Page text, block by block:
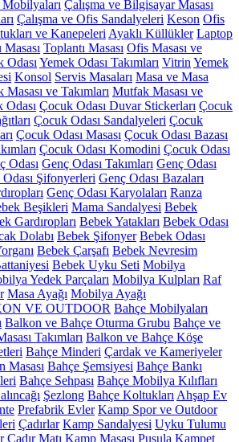
Çalışma ve Bilgisayar Masası
Çalışma ve Ofis Sandalyeleri Keson Ofis
ve Kanepeleri Ayaklı Küllükler Laptop
Toplantı Masası Ofis Masası ve
Odası Yemek Odası Takımları Vitrin Yemek
Konsol Servis Masaları Masa ve Masa
Masası ve Takımları Mutfak Masası ve
Odası Çocuk Odası Duvar Stickerları Çocuk
Çocuk Odası Sandalyeleri Çocuk
Çocuk Odası Masası Çocuk Odası Bazası
Çocuk Odası Komodini Çocuk Odası
Odası Genç Odası Takımları Genç Odası
Şifonyerleri Genç Odası Bazaları
Genç Odası Karyolaları Ranza
Beşikleri Mama Sandalyesi Bebek
Gardıropları Bebek Yatakları Bebek Odası
Dolabı Bebek Şifonyer Bebek Odası
Bebek Çarşafı Bebek Nevresim
Bebek Uyku Seti Mobilya
Yedek Parçaları Mobilya Kulpları Raf
Masa Ayağı Mobilya Ayağı
VE OUTDOOR Bahçe Mobilyaları
Balkon ve Bahçe Oturma Grubu Bahçe ve
Takımları Balkon ve Bahçe Köşe
Bahçe Minderi Çardak ve Kameriyeler
Masası Bahçe Şemsiyesi Bahçe Bankı
Bahçe Sehpası Bahçe Mobilya Kılıfları
Şezlong Bahçe Koltukları Ahşap Ev
Prefabrik Evler Kamp Spor ve Outdoor
Çadırlar Kamp Sandalyesi Uyku Tulumu
Çadır Matı Kamp Masası Pusula Kampet